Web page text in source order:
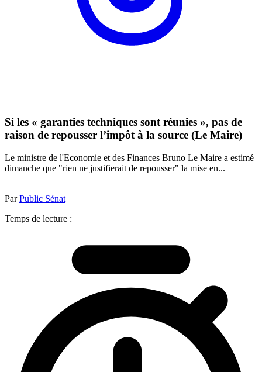
Si les « garanties techniques sont réunies », pas de
raison de repousser l’impôt à la source (Le Maire)
Le ministre de l'Economie et des Finances Bruno Le Maire a estimé
dimanche que "rien ne justifierait de repousser" la mise en...
ParPublic Sénat
Temps de lecture :